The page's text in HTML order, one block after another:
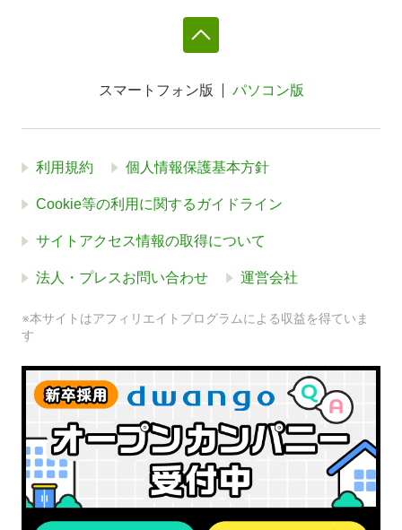
スマートフォン版 パソコン版
利用規約 個人情報保護基本方針
Cookie等の利用に関するガイドライン
サイトアクセス情報の取得について
法人・プレスお問い合わせ 運営会社
※本サイトはアフィリエイトプログラムによる収益を得ていま
す